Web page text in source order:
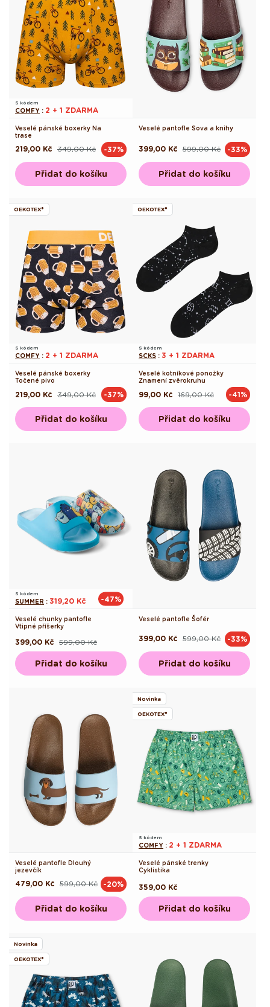
S kódem
COMFY : 2 + 1 ZDARMA
Veselé pánské boxerky Na
trase
Běžná
349,00 Kč
Výprodejová
219,00 Kč -37%
Přidat do košíku
Veselé pantofle Sova a knihy
Běžná
599,00 Kč
Výprodejová
399,00 Kč -33%
Přidat do košíku
OEKOTEX®
S kódem
COMFY : 2 + 1 ZDARMA
Veselé pánské boxerky
Točené pivo
Běžná
349,00 Kč
Výprodejová
219,00 Kč -37%
Přidat do košíku
OEKOTEX®
S kódem
SCKS : 3 + 1 ZDARMA
Veselé kotníkové ponožky
Znamení zvěrokruhu
Běžná
169,00 Kč
Výprodejová
99,00 Kč -41%
Přidat do košíku
S kódem
SUMMER : 319,20 Kč -47%
Veselé chunky pantofle
Vtipné příšerky
Běžná
cena
599,00 Kč
Výprodejová
cena
399,00 Kč
Přidat do košíku
Veselé pantofle Šofér
Běžná
599,00 Kč
Výprodejová
399,00 Kč -33%
Přidat do košíku
Veselé pantofle Dlouhý
jezevčík
Běžná
599,00 Kč
Výprodejová
479,00 Kč -20%
Přidat do košíku
Novinka
OEKOTEX®
S kódem
COMFY : 2 + 1 ZDARMA
Veselé pánské trenky
Cyklistika
Běžná
cena
359,00 Kč
Přidat do košíku
Novinka
OEKOTEX®